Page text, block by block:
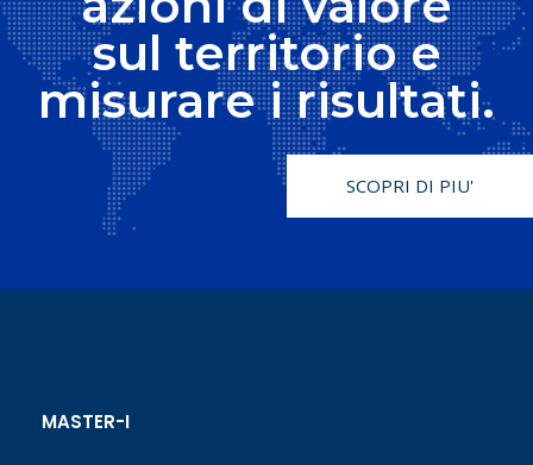
sul territorio e
misurare i risultati.
SCOPRI DI PIU'
MASTER-I